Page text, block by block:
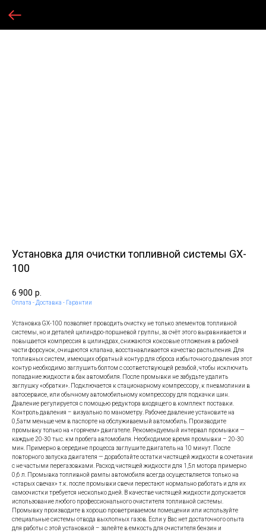
Установка для очистки топливной системы GX-
100
6 900 р.
Оплата - Доставка - Гарантии
Установка GX-100 позволяет проводить очистку не только элементов топливной
системы, но и деталей цилиндро-поршневой группы, за счёт этого выравнивается и
повышается компрессия в цилиндрах, снижаются коксовые отложения в рабочей
части форсунок, очищаются клапана, восстанавливается качество распыления. Для
топливных систем, имеющих обратный контур для сброса избыточного давления этот
контур необходимо заглушить болтом с соответствующей резьбой, чтобы исключить
попадание жидкости в бак автомобиля. После промывки не забудьте удалить
заглушку «обратки». Подключается к стационарному компрессору, к пневмолинии в
автосервисе, или обычному автомобильному компрессору для подкачки шин.
Давление регулируется с помощью редуктора входящего в комплект поставки.
Контроль давления – визуально по манометру. Рабочее давление установите на
0,5атм меньше чем в паспорте на обслуживаемый автомобиль. Производите
промывку только на «горячем» двигателе. Рекомендуемый интервал промывки —
каждые 20-30 тыс. км пробега автомобиля. Необходимое время промывки – 20-30
мин. Примерно в середине процесса заглушите двигатель на 10 минут. После
повторного запуска двигателя — доработайте остатки чистящей жидкости в сочетании
с не частыми перегазовками. Расход чистящей жидкости для 1,5л мотора примерно
0,6 л. Промывка топливной рампы автомобиля всегда осуществляется только на
«старых свечах» т.к. после промывки свечи перестают нормально работать и для их
самоочистки требуется несколько дней. В качестве чистящей жидкости допускается
использование любого профессионального очистителя топливной системы.
Промывку производите в хорошо проветриваемом помещении или используйте
специальные системы отвода выхлопных газов. Если у Вас нет достаточного опыта
для работы с этой установкой – залейте в емкость для очистителя бензин и